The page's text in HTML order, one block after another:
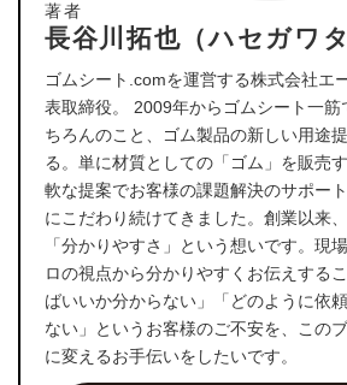
著者
長谷川拓也（ハセガワ
ゴムシート.comを運営する株式会社エ
表取締役。 2009年からゴムシート一筋
ちろんのこと、ゴム製品の新しい用途
る。単に材質としての「ゴム」を販売
軟な提案でお客様の課題解決のサポー
にこだわり続けてきました。創業以来
「分かりやすさ」という想いです。現
ロの視点から分かりやすくお伝えする
ばいいか分からない」「どのように依
ない」というお客様のご不安を、この
に変えるお手伝いをしたいです。